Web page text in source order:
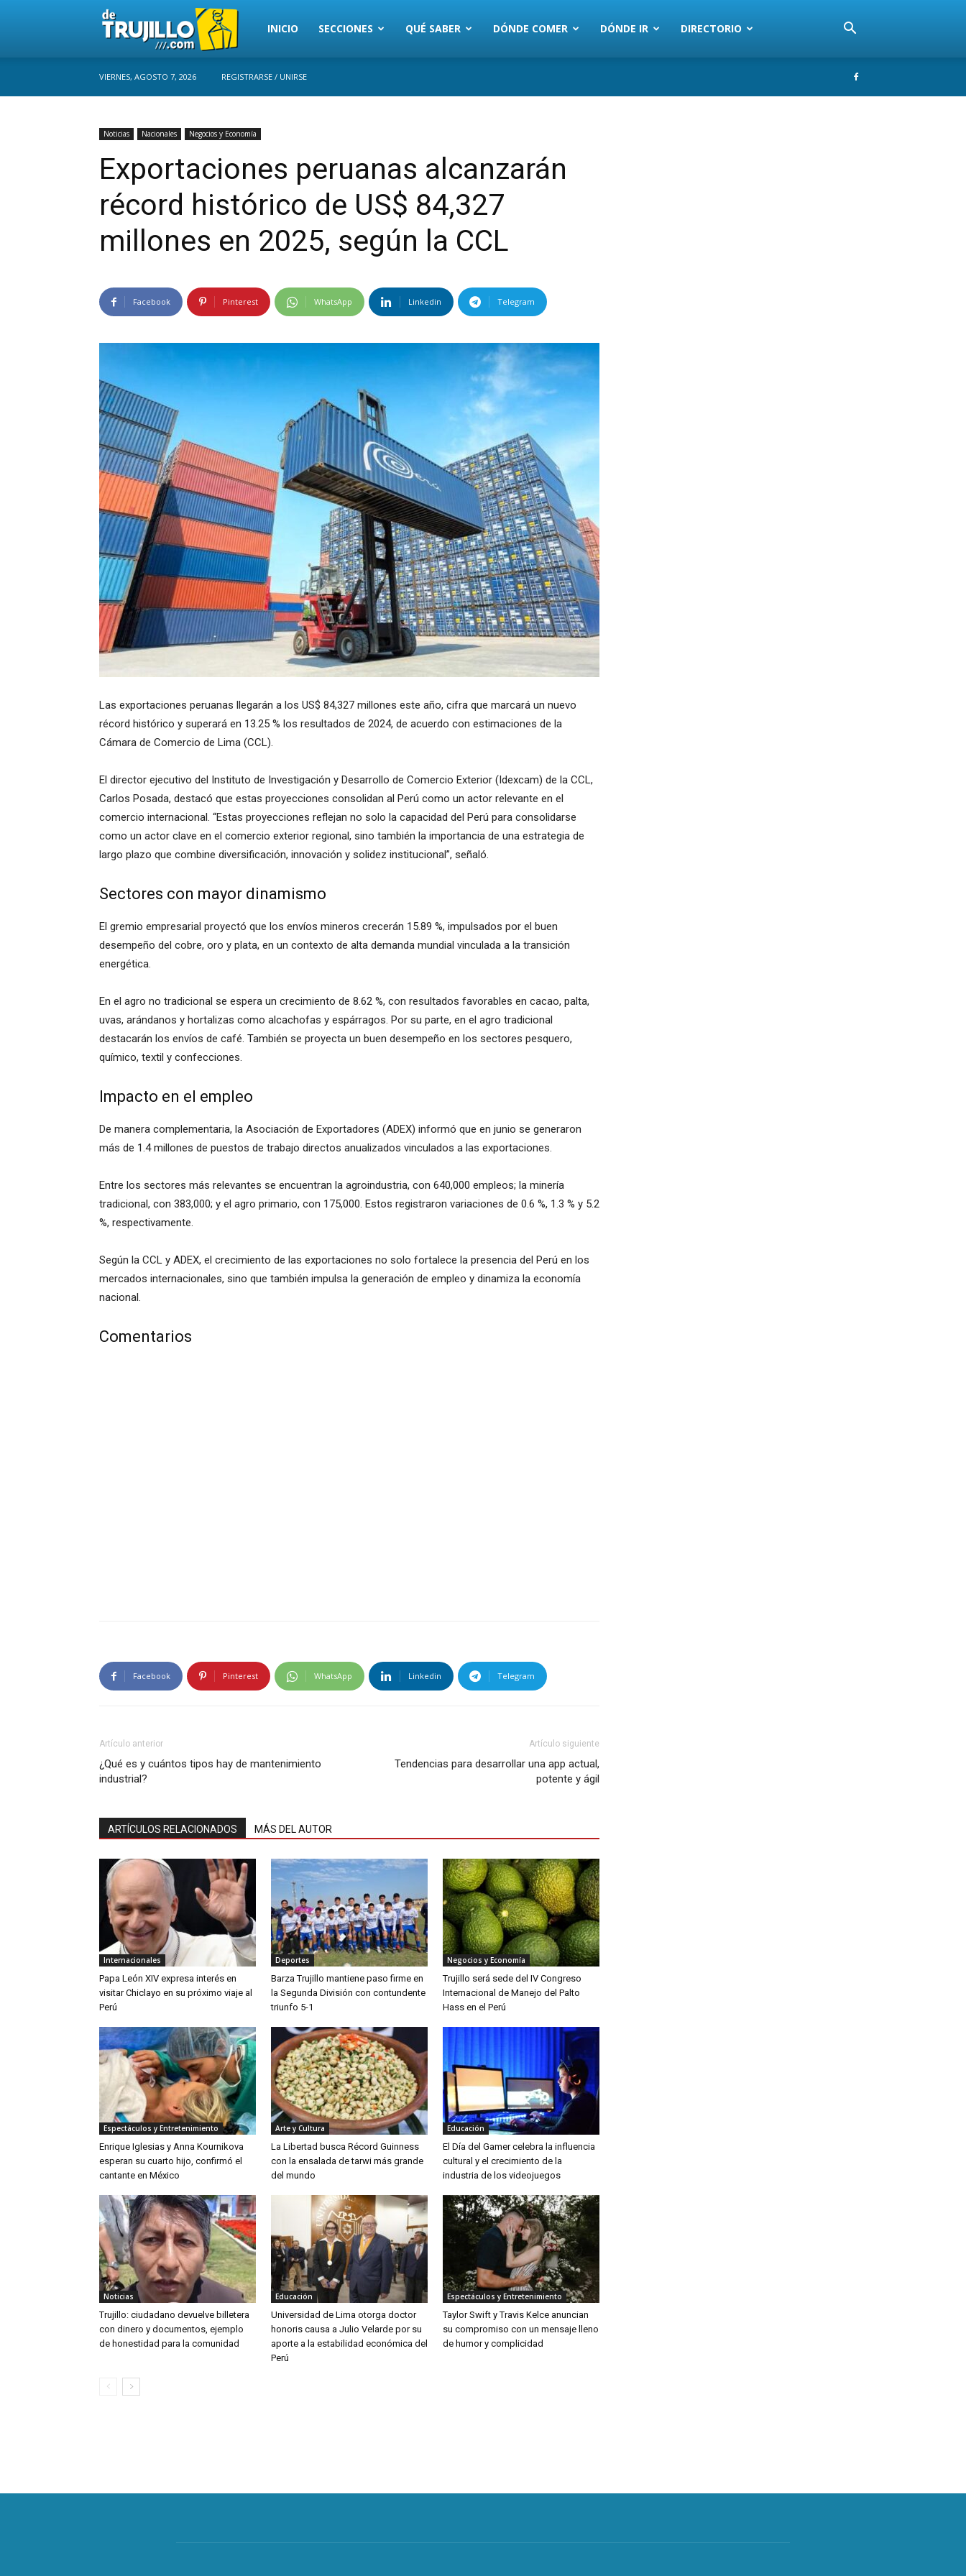
Trujillo
INICIO SECCIONES QUÉ SABER DÓNDE COMER DÓNDE IR DIRECTORIO
VIERNES, AGOSTO 7, 2026 REGISTRARSE / UNIRSE
Noticias Nacionales Negocios y Economía
Exportaciones peruanas alcanzarán
récord histórico de US$ 84,327
millones en 2025, según la CCL
Facebook Pinterest WhatsApp Linkedin Telegram
Las exportaciones peruanas llegarán a los US$ 84,327 millones este año, cifra que marcará un nuevo
récord histórico y superará en 13.25 % los resultados de 2024, de acuerdo con estimaciones de la
Cámara de Comercio de Lima (CCL).
El director ejecutivo del Instituto de Investigación y Desarrollo de Comercio Exterior (Idexcam) de la CCL,
Carlos Posada, destacó que estas proyecciones consolidan al Perú como un actor relevante en el
comercio internacional. “Estas proyecciones reflejan no solo la capacidad del Perú para consolidarse
como un actor clave en el comercio exterior regional, sino también la importancia de una estrategia de
largo plazo que combine diversificación, innovación y solidez institucional”, señaló.
Sectores con mayor dinamismo
El gremio empresarial proyectó que los envíos mineros crecerán 15.89 %, impulsados por el buen
desempeño del cobre, oro y plata, en un contexto de alta demanda mundial vinculada a la transición
energética.
En el agro no tradicional se espera un crecimiento de 8.62 %, con resultados favorables en cacao, palta,
uvas, arándanos y hortalizas como alcachofas y espárragos. Por su parte, en el agro tradicional
destacarán los envíos de café. También se proyecta un buen desempeño en los sectores pesquero,
químico, textil y confecciones.
Impacto en el empleo
De manera complementaria, la Asociación de Exportadores (ADEX) informó que en junio se generaron
más de 1.4 millones de puestos de trabajo directos anualizados vinculados a las exportaciones.
Entre los sectores más relevantes se encuentran la agroindustria, con 640,000 empleos; la minería
tradicional, con 383,000; y el agro primario, con 175,000. Estos registraron variaciones de 0.6 %, 1.3 % y 5.2
%, respectivamente.
Según la CCL y ADEX, el crecimiento de las exportaciones no solo fortalece la presencia del Perú en los
mercados internacionales, sino que también impulsa la generación de empleo y dinamiza la economía
nacional.
Comentarios
Facebook Pinterest WhatsApp Linkedin Telegram
Artículo anterior
¿Qué es y cuántos tipos hay de mantenimiento
industrial?
Artículo siguiente
Tendencias para desarrollar una app actual,
potente y ágil
ARTÍCULOS RELACIONADOS MÁS DEL AUTOR
Internacionales
Papa León XIV expresa interés en
visitar Chiclayo en su próximo viaje al
Perú
Deportes
Barza Trujillo mantiene paso firme en
la Segunda División con contundente
triunfo 5-1
Negocios y Economía
Trujillo será sede del IV Congreso
Internacional de Manejo del Palto
Hass en el Perú
Espectáculos y Entretenimiento
Enrique Iglesias y Anna Kournikova
esperan su cuarto hijo, confirmó el
cantante en México
Arte y Cultura
La Libertad busca Récord Guinness
con la ensalada de tarwi más grande
del mundo
Educación
El Día del Gamer celebra la influencia
cultural y el crecimiento de la
industria de los videojuegos
Noticias
Trujillo: ciudadano devuelve billetera
con dinero y documentos, ejemplo
de honestidad para la comunidad
Educación
Universidad de Lima otorga doctor
honoris causa a Julio Velarde por su
aporte a la estabilidad económica del
Perú
Espectáculos y Entretenimiento
Taylor Swift y Travis Kelce anuncian
su compromiso con un mensaje lleno
de humor y complicidad